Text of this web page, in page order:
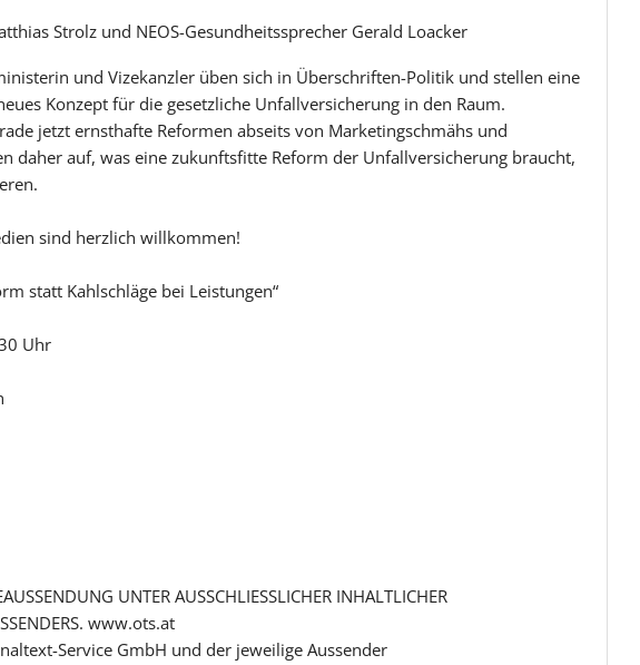
Strolz und NEOS-Gesundheitssprecher Gerald Loacker
und Vizekanzler üben sich in Überschriften-Politik und stellen eine
Konzept für die gesetzliche Unfallversicherung in den Raum.
jetzt ernsthafte Reformen abseits von Marketingschmähs und
daher auf, was eine zukunftsfitte Reform der Unfallversicherung braucht,
sind herzlich willkommen!
statt Kahlschläge bei Leistungen“
Uhr
UNTER AUSSCHLIESSLICHER INHALTLICHER
www.ots.at
Service GmbH und der jeweilige Aussender